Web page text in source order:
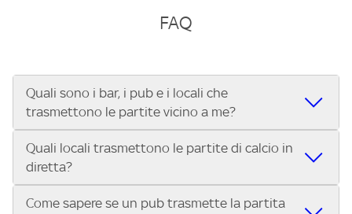
FAQ
Quali sono i bar, i pub e i locali che
trasmettono le partite vicino a me?
Se cerchi un bar, pub, ristorante o locale vicino a te per
vedere le partite di Serie A ENILIVE, la Serie C Sky Wifi, la
UEFA Champions League, la UEFA Europa League, la UEFA
Conference League, il Tennis, la Formula 1®, la MotoGP™ e
Quali locali trasmettono le partite di calcio in
diretta?
Vuoi sapere quali bar, pub o ristoranti mostrano le partite
Come sapere se un pub trasmette la partita